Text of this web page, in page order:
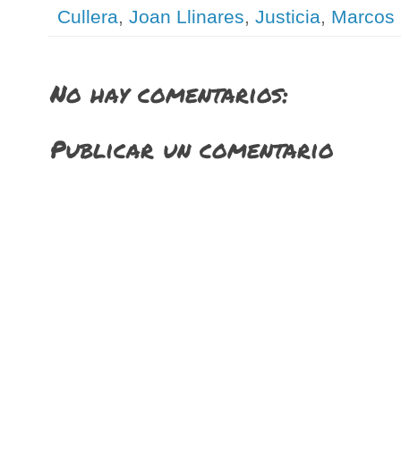
Cullera, Joan Llinares, Justicia, Marcos
No hay comentarios:
Publicar un comentario